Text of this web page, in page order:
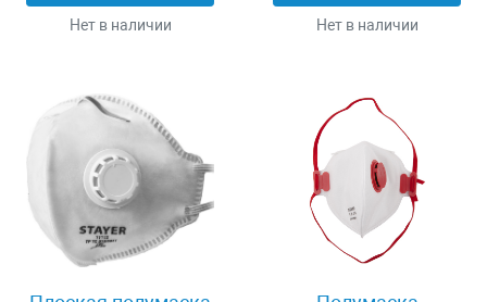
Нет в наличии Нет в наличии